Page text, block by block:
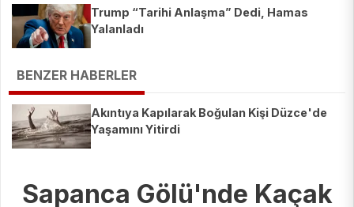
Trump “Tarihi Anlaşma” Dedi, Hamas
Yalanladı
BENZER HABERLER
Akıntıya Kapılarak Boğulan Kişi Düzce'de
Yaşamını Yitirdi
Sapanca Gölü'nde Kaçak